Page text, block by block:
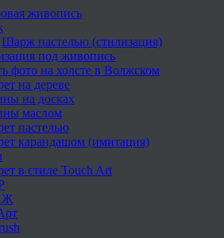
живопись
Шарж пастелью (стилизация)
под живопись
фото на холсте в Волжском
на дереве
на досках
маслом
пастелью
карандашом (имитация)
в стиле Touch Art